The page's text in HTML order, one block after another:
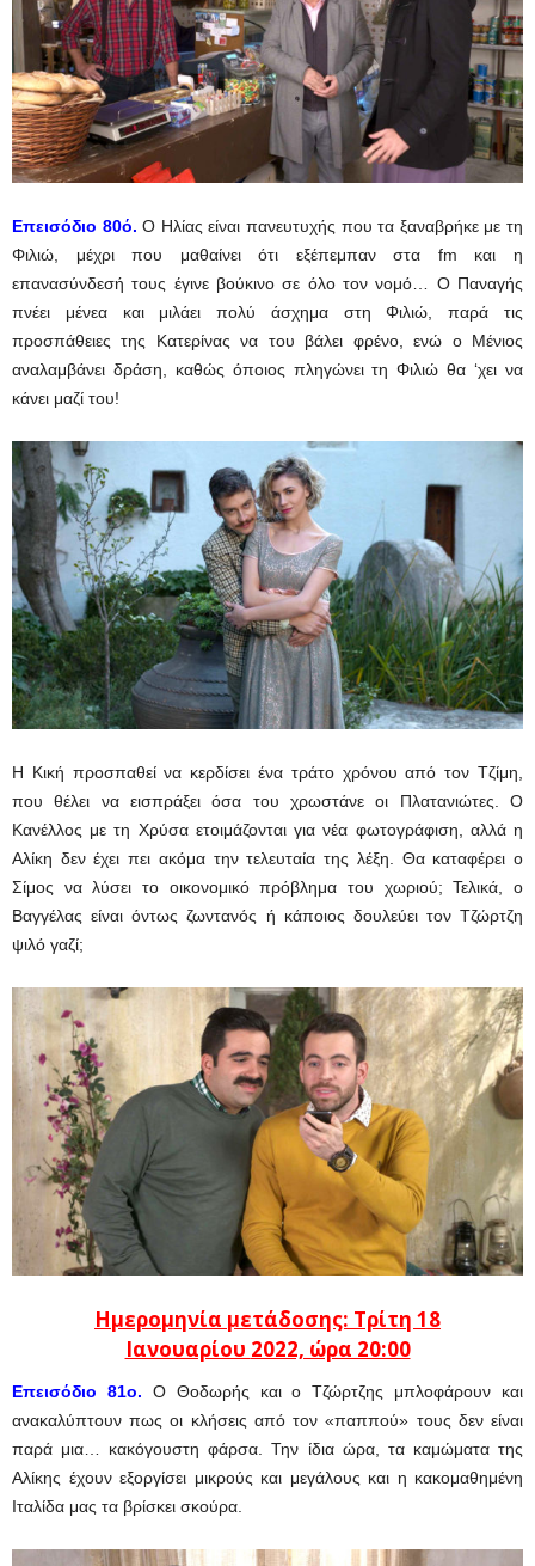
Επεισόδιο 80ό. Ο Ηλίας είναι πανευτυχής που τα ξαναβρήκε με τη
Φιλιώ, μέχρι που μαθαίνει ότι εξέπεμπαν στα fm και η
επανασύνδεσή τους έγινε βούκινο σε όλο τον νομό… Ο Παναγής
πνέει μένεα και μιλάει πολύ άσχημα στη Φιλιώ, παρά τις
προσπάθειες της Κατερίνας να του βάλει φρένο, ενώ ο Μένιος
αναλαμβάνει δράση, καθώς όποιος πληγώνει τη Φιλιώ θα ‘χει να
κάνει μαζί του!
Η Κική προσπαθεί να κερδίσει ένα τράτο χρόνου από τον Τζίμη,
που θέλει να εισπράξει όσα του χρωστάνε οι Πλατανιώτες. Ο
Κανέλλος με τη Χρύσα ετοιμάζονται για νέα φωτογράφιση, αλλά η
Αλίκη δεν έχει πει ακόμα την τελευταία της λέξη. Θα καταφέρει ο
Σίμος να λύσει το οικονομικό πρόβλημα του χωριού; Τελικά, ο
Βαγγέλας είναι όντως ζωντανός ή κάποιος δουλεύει τον Τζώρτζη
ψιλό γαζί;
Ημερομηνία μετάδοσης: Τρίτη 18
Ιανουαρίου 2022, ώρα 20:00
Επεισόδιο 81ο.
Ο Θοδωρής και ο Τζώρτζης μπλοφάρουν και
ανακαλύπτουν πως οι κλήσεις από τον «παππού» τους δεν είναι
παρά μια… κακόγουστη φάρσα. Την ίδια ώρα, τα καμώματα της
Αλίκης έχουν εξοργίσει μικρούς και μεγάλους και η κακομαθημένη
Ιταλίδα μας τα βρίσκει σκούρα.